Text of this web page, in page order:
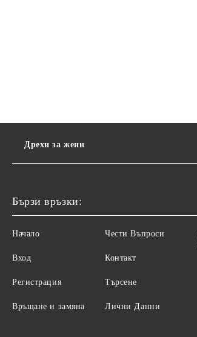
Дрехи за жени
Бързи връзки:
Начало
Вход
Регистрация
Връщане и замяна
Чести Въпроси
Контакт
Търсене
Лични Данни